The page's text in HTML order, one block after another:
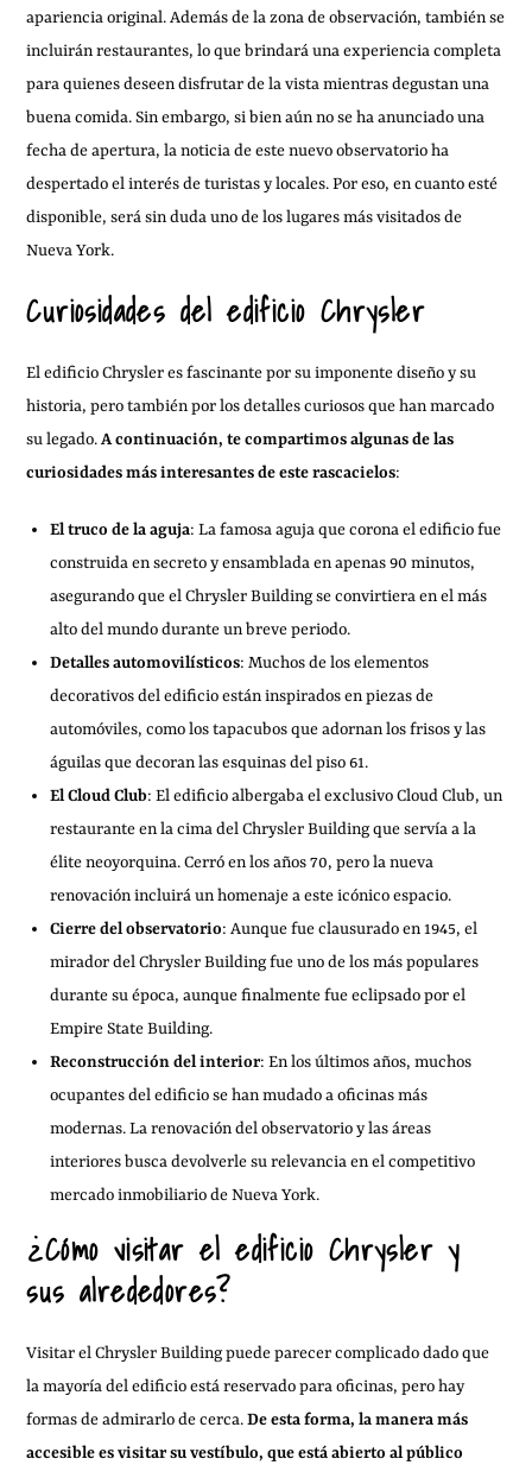
apariencia original. Además de la zona de observación, también se
incluirán restaurantes, lo que brindará una experiencia completa
para quienes deseen disfrutar de la vista mientras degustan una
buena comida. Sin embargo, si bien aún no se ha anunciado una
fecha de apertura, la noticia de este nuevo observatorio ha
despertado el interés de turistas y locales. Por eso, en cuanto esté
disponible, será sin duda uno de los lugares más visitados de
Nueva York.
Curiosidades del edificio Chrysler
El edificio Chrysler es fascinante por su imponente diseño y su
historia, pero también por los detalles curiosos que han marcado
su legado.A continuación, te compartimos algunas de las
curiosidades más interesantes de este rascacielos:
El truco de la aguja: La famosa aguja que corona el edificio fue
construida en secreto y ensamblada en apenas 90 minutos,
asegurando que el Chrysler Building se convirtiera en el más
alto del mundo durante un breve periodo.
Detalles automovilísticos: Muchos de los elementos
decorativos del edificio están inspirados en piezas de
automóviles, como los tapacubos que adornan los frisos y las
águilas que decoran las esquinas del piso 61.
El Cloud Club: El edificio albergaba el exclusivo Cloud Club, un
restaurante en la cima del Chrysler Building que servía a la
élite neoyorquina. Cerró en los años 70, pero la nueva
renovación incluirá un homenaje a este icónico espacio.
Cierre del observatorio: Aunque fue clausurado en 1945, el
mirador del Chrysler Building fue uno de los más populares
durante su época, aunque finalmente fue eclipsado por el
Empire State Building.
Reconstrucción del interior: En los últimos años, muchos
ocupantes del edificio se han mudado a oficinas más
modernas. La renovación del observatorio y las áreas
interiores busca devolverle su relevancia en el competitivo
mercado inmobiliario de Nueva York.
¿Cómo visitar el edificio Chrysler y
sus alrededores?
Visitar el Chrysler Building puede parecer complicado dado que
la mayoría del edificio está reservado para oficinas, pero hay
formas de admirarlo de cerca.De esta forma, la manera más
accesible es visitar su vestíbulo, que está abierto al público